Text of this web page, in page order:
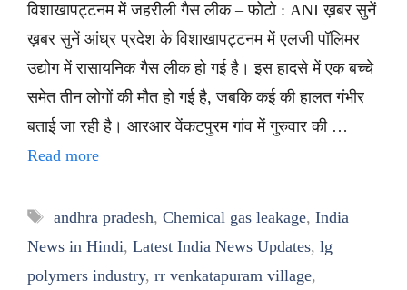
विशाखापट्टनम में जहरीली गैस लीक – फोटो : ANI ख़बर सुनें
ख़बर सुनें आंध्र प्रदेश के विशाखापट्टनम में एलजी पॉलिमर
उद्योग में रासायनिक गैस लीक हो गई है। इस हादसे में एक बच्चे
समेत तीन लोगों की मौत हो गई है, जबकि कई की हालत गंभीर
बताई जा रही है। आरआर वेंकटपुरम गांव में गुरुवार की …
Read more
Tags
andhra pradesh, Chemical gas leakage, India
News in Hindi, Latest India News Updates, lg
polymers industry, rr venkatapuram village,